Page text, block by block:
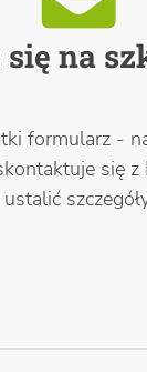
się na
formularz -
się
ustalić